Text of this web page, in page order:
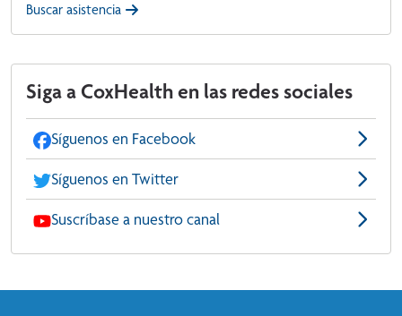
Buscar asistencia
Siga a CoxHealth en las redes sociales
Síguenos en Facebook
Síguenos en Twitter
Suscríbase a nuestro canal